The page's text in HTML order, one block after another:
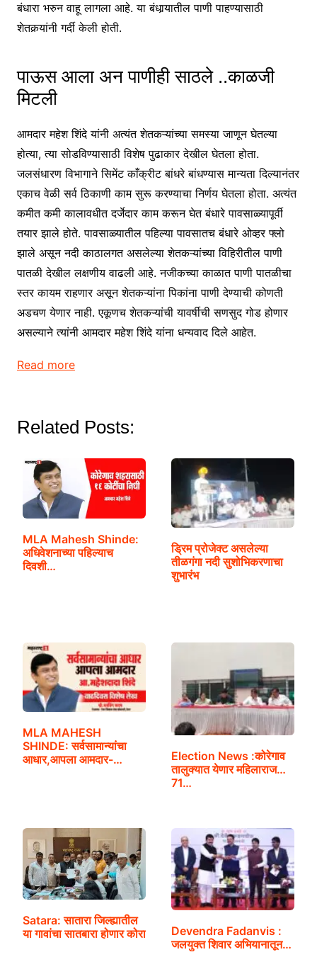
बंधारा भरुन वाहू लागला आहे. या बंधार्‍यातील पाणी पाहण्यासाठी
शेतकर्‍यांनी गर्दी केली होती.
पाऊस आला अन पाणीही साठले ..काळजी
मिटली
आमदार महेश शिंदे यांनी अत्यंत शेतकऱ्यांच्या समस्या जाणून घेतल्या
होत्या, त्या सोडविण्यासाठी विशेष पुढाकार देखील घेतला होता.
जलसंधारण विभागाने सिमेंट काँक्रीट बांधरे बांधण्यास मान्यता दिल्यानंतर
एकाच वेळी सर्व ठिकाणी काम सुरू करण्याचा निर्णय घेतला होता. अत्यंत
कमीत कमी कालावधीत दर्जेदार काम करून घेत बंधारे पावसाळ्यापूर्वी
तयार झाले होते. पावसाळ्यातील पहिल्या पावसातच बंधारे ओव्हर फ्लो
झाले असून नदी काठालगत असलेल्या शेतकऱ्यांच्या विहिरीतील पाणी
पातळी देखील लक्षणीय वाढली आहे. नजीकच्या काळात पाणी पातळीचा
स्तर कायम राहणार असून शेतकऱ्यांना पिकांना पाणी देण्याची कोणती
अडचण येणार नाही. एकूणच शेतकऱ्यांची यावर्षीची सणसुद गोड होणार
असल्याने त्यांनी आमदार महेश शिंदे यांना धन्यवाद दिले आहेत.
Read more:
शहरासह
लगतची
झाली
पाणीदार
Related Posts:
MLA Mahesh Shinde:
अधिवेशनाच्या पहिल्याच
दिवशी…
ड्रिम प्रोजेक्ट असलेल्या
तीळगंगा नदी सुशोभिकरणाचा
शुभारंभ
MLA MAHESH
SHINDE: सर्वसामान्यांचा
आधार,आपला आमदार-…
Election News :कोरेगाव
तालुक्यात येणार महिलाराज…
71…
Satara: सातारा जिल्ह्यातील
या गावांचा सातबारा होणार कोरा
Devendra Fadanvis :
जलयुक्त शिवार अभियानातून…